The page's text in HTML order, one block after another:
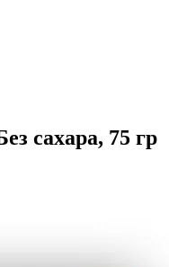
сахара, 75 гр